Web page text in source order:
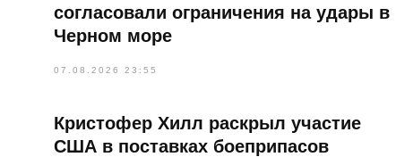
согласовали ограничения на удары в
Черном море
07.08.2026 23:55
Кристофер Хилл раскрыл участие
США в поставках боеприпасов